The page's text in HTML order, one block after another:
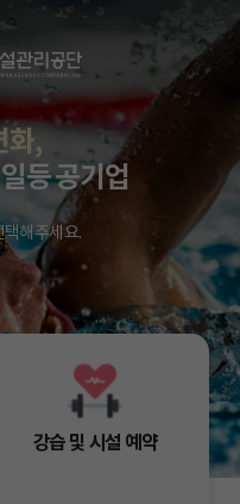
화,
등 공기업
택해주세요.
강습 및 시설 예약